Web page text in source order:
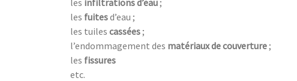
les fuitesd’eau ;
les tuiles cassées ;
l’endommagement des matériaux de couverture ;
les fissures
etc.